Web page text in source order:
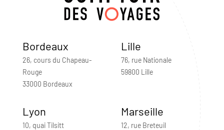
Bordeaux
26, cours du Chapeau-
Rouge
33000 Bordeaux
Lille
76, rue Nationale
59800 Lille
Lyon
10, quai Tilsitt
Marseille
12, rue Breteuil